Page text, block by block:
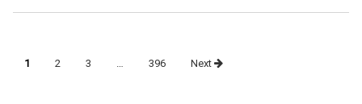
navigation
1 2 3 396 Next